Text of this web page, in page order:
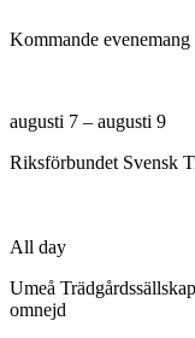
Kommande evenemang
augusti 7 – augusti 9
Riksförbundet Svensk
All day
Umeå
omnejd